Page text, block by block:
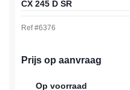
CX 245 D SR
Ref #6376
Prijs op aanvraag
Op voorraad